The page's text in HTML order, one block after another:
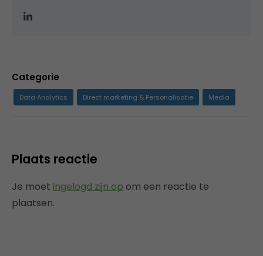
Categorie
Data Analytics Direct marketing & Personalisatie Media
Plaats reactie
Je moet ingelogd zijn op om een reactie te
plaatsen.